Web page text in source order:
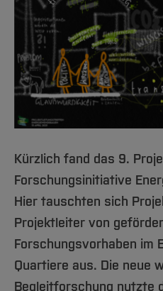
Kürzlich fand das 9.
Forschungsinitiative
Hier tauschten sich
Projektleiter von
Forschungsvorhaben im
Quartiere aus. Die neue
Begleitforschung nutzte